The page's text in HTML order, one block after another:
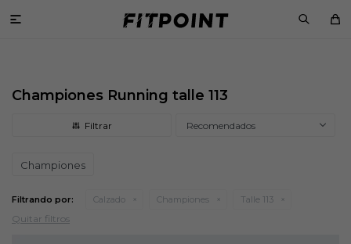

Championes Running talle 113
Recomendados
Championes
Filtrando por: Calzado Championes Talle 113
Quitar filtros